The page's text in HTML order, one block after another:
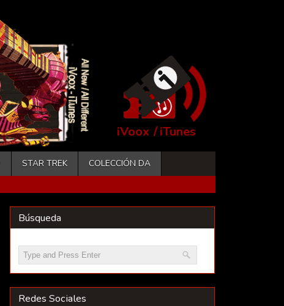
iVoox /iTunes
STAR TREK COLECCIÓN DA
Búsqueda
Redes Sociales